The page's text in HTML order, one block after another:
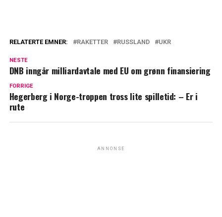
RELATERTE EMNER: RAKETTER RUSSLAND UKR
NESTE
DNB inngår milliardavtale med EU om grønn finansiering
FORRIGE
Hegerberg i Norge-troppen tross lite spilletid: – Er i
rute
ANNONSE